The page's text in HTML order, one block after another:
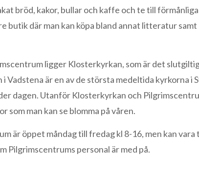
bröd, kakor, bullar och kaffe och te till
butik där man kan köpa bland annat litteratur
ligger Klosterkyrkan, som är det
Vadstena är en av de största medeltida kyrkorna i
dagen. Utanför Klosterkyrkan och
som man kan se blomma på våren.
är öppet måndag till fredag kl 8-16, men kan
Pilgrimscentrums personal är med på.